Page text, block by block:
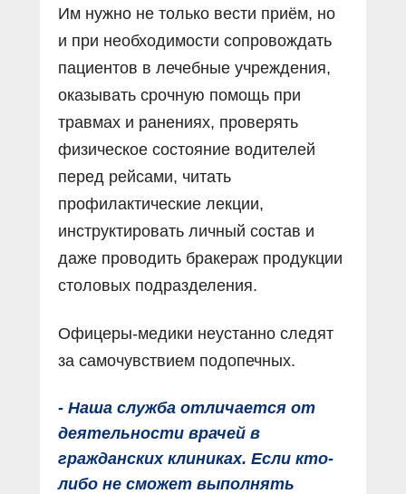
Им нужно не только вести приём, но
и при необходимости сопровождать
пациентов в лечебные учреждения,
оказывать срочную помощь при
травмах и ранениях, проверять
физическое состояние водителей
перед рейсами, читать
профилактические лекции,
инструктировать личный состав и
даже проводить бракераж продукции
столовых подразделения.
Офицеры-медики неустанно следят
за самочувствием подопечных.
- Наша служба отличается от
деятельности врачей в
гражданских клиниках. Если кто-
либо не сможет выполнять